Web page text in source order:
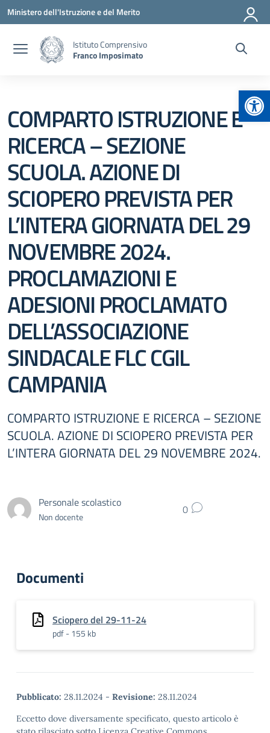
Vai ai contenuti
Vai al menu di navigazione
Vai al footer
Ministero dell'Istruzione e del Merito
Istituto Comprensivo
Franco Imposimato
COMPARTO ISTRUZIONE E
RICERCA – SEZIONE
SCUOLA. AZIONE DI
SCIOPERO PREVISTA PER
L’INTERA GIORNATA DEL 29
NOVEMBRE 2024.
PROCLAMAZIONI E
ADESIONI PROCLAMATO
DELL’ASSOCIAZIONE
SINDACALE FLC CGIL
CAMPANIA
COMPARTO ISTRUZIONE E RICERCA – SEZIONE
SCUOLA. AZIONE DI SCIOPERO PREVISTA PER
L’INTERA GIORNATA DEL 29 NOVEMBRE 2024.
Personale scolastico
Non docente 0
Documenti
Sciopero del 29-11-24
pdf - 155 kb
Pubblicato: 28.11.2024 - Revisione: 28.11.2024
Eccetto dove diversamente specificato, questo articolo è